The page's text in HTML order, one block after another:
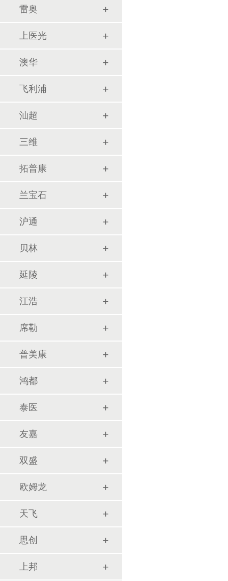
雷奥
上医光
澳华
飞利浦
汕超
三维
拓普康
兰宝石
沪通
贝林
延陵
江浩
席勒
普美康
鸿都
泰医
友嘉
双盛
欧姆龙
天飞
思创
上邦